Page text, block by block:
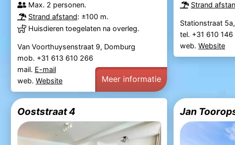
Max. 2 personen.
Strand afstand: ±100 m.
Huisdieren toegelaten na overleg.
Van Voorthuysenstraat 9, Domburg
mob. +31 613 610 266
mail. E-mail
web. Website Meer informatie
Strand
Stationstraat
tel. +31 610 146
web. Website
Ooststraat 4 Jan